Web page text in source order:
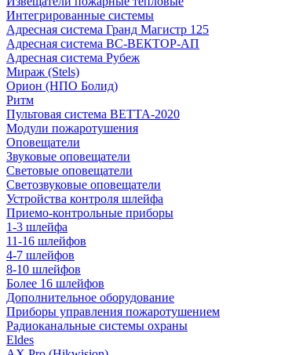
Интегрированные системы
Адресная система Гранд Магистр 125
Адресная система ВС-ВЕКТОР-АП
Адресная система Рубеж
Мираж (Stels)
Орион (НПО Болид)
Ритм
Пультовая система ВЕТТА-2020
Модули пожаротушения
Оповещатели
Звуковые оповещатели
Световые оповещатели
Светозвуковые оповещатели
Устройства контроля шлейфа
Приемо-контрольные приборы
1-3 шлейфа
11-16 шлейфов
4-7 шлейфов
8-10 шлейфов
Более 16 шлейфов
Дополнительное оборудование
Приборы управления пожаротушением
Радиоканальные системы охраны
Eldes